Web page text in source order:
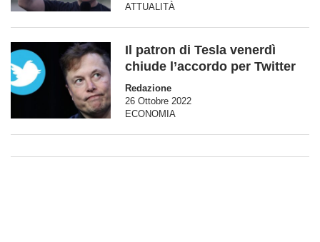
ATTUALITÀ
Il patron di Tesla venerdì
chiude l’accordo per Twitter
Redazione
26 Ottobre 2022
ECONOMIA